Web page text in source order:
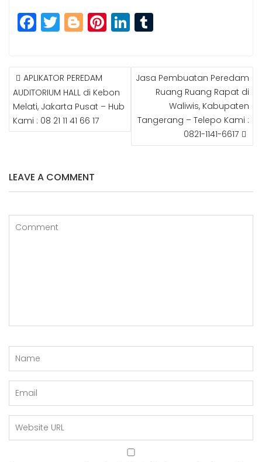
F
a
c
e
b
o
o
T
w
itt
e
r
Bl
o
g
g
e
r
Pi
n
t
r
e
st
Li
n
k
e
n
m
bl
r
O
S
T
N
I
G
T
APLIKATOR PEREDAM
AUDITORIUM HALL di Kebon
Melati, Jakarta Pusat – Hub
Kami : 08 21 11 41 66 17
Jasa Pembuatan Peredam
Ruang Ruang Rapat di
Waliwis, Kabupaten
Tangerang – Telepo Kami :
0821-1141-6617
LEAVE A COMMENT